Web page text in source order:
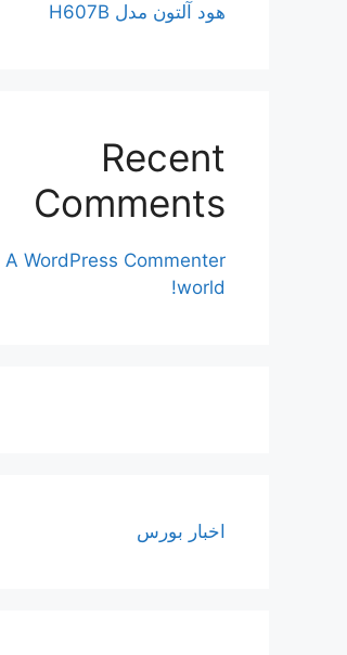
هود آلتون مدل H607B
Recent
Comments
A WordPress Commenter
world!
اخبار بورس